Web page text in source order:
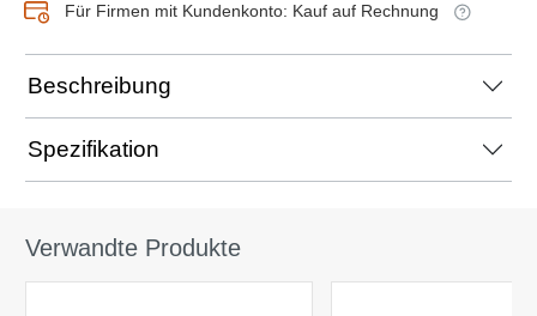
Für Firmen mit Kundenkonto: Kauf auf Rechnung
Beschreibung
Spezifikation
Verwandte Produkte